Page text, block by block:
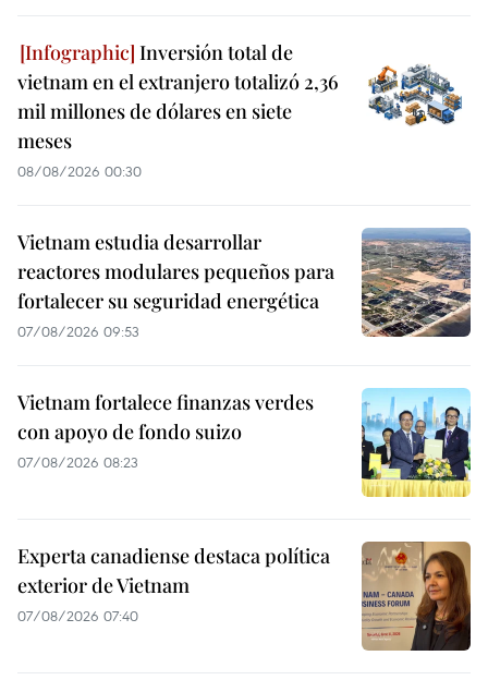
Inversión total de
vietnam en el extranjero totalizó 2,36
mil millones de dólares en siete
meses
08/08/2026 00:30
Vietnam estudia desarrollar
reactores modulares pequeños para
fortalecer su seguridad energética
07/08/2026 09:53
Vietnam fortalece finanzas verdes
con apoyo de fondo suizo
07/08/2026 08:23
Experta canadiense destaca política
exterior de Vietnam
07/08/2026 07:40